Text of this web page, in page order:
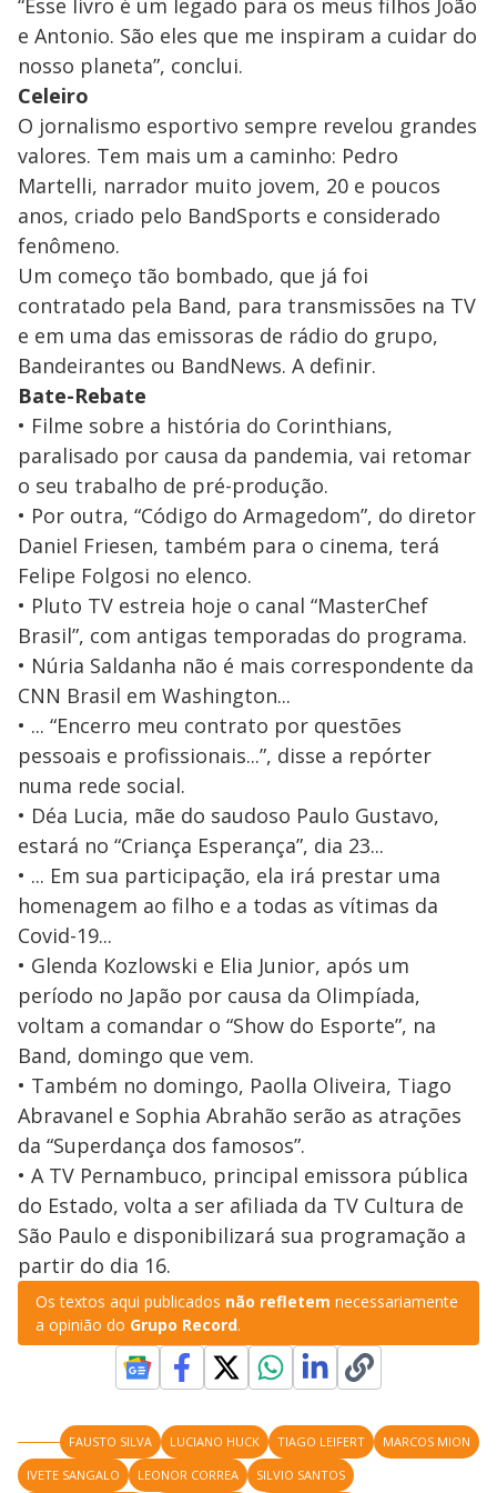
“Esse livro é um legado para os meus filhos João
e Antonio. São eles que me inspiram a cuidar do
nosso planeta”, conclui.
Celeiro
O jornalismo esportivo sempre revelou grandes
valores. Tem mais um a caminho: Pedro
Martelli, narrador muito jovem, 20 e poucos
anos, criado pelo BandSports e considerado
fenômeno.
Um começo tão bombado, que já foi
contratado pela Band, para transmissões na TV
e em uma das emissoras de rádio do grupo,
Bandeirantes ou BandNews. A definir.
Bate-Rebate
• Filme sobre a história do Corinthians,
paralisado por causa da pandemia, vai retomar
o seu trabalho de pré-produção.
• Por outra, “Código do Armagedom”, do diretor
Daniel Friesen, também para o cinema, terá
Felipe Folgosi no elenco.
• Pluto TV estreia hoje o canal “MasterChef
Brasil”, com antigas temporadas do programa.
• Núria Saldanha não é mais correspondente da
CNN Brasil em Washington...
• ... “Encerro meu contrato por questões
pessoais e profissionais...”, disse a repórter
numa rede social.
• Déa Lucia, mãe do saudoso Paulo Gustavo,
estará no “Criança Esperança”, dia 23...
• ... Em sua participação, ela irá prestar uma
homenagem ao filho e a todas as vítimas da
Covid-19...
• Glenda Kozlowski e Elia Junior, após um
período no Japão por causa da Olimpíada,
voltam a comandar o “Show do Esporte”, na
Band, domingo que vem.
• Também no domingo, Paolla Oliveira, Tiago
Abravanel e Sophia Abrahão serão as atrações
da “Superdança dos famosos”.
• A TV Pernambuco, principal emissora pública
do Estado, volta a ser afiliada da TV Cultura de
São Paulo e disponibilizará sua programação a
partir do dia 16.
Os textos aqui publicados não refletem necessariamente
a opinião do Grupo Record.
FAUSTO SILVA LUCIANO HUCK TIAGO LEIFERT
MARCOS MION
IVETE SANGALO
LEONOR CORREA
SILVIO SANTOS